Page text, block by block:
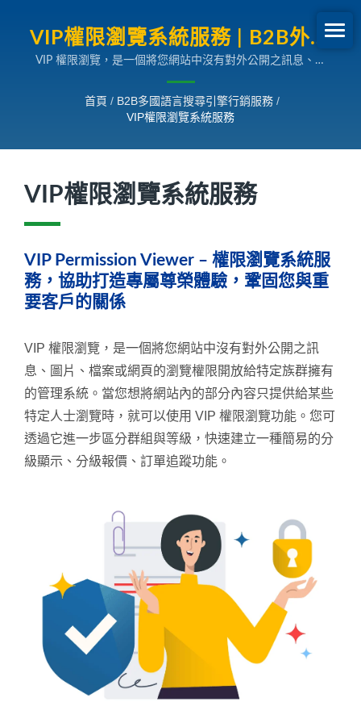
VIP權限瀏覽系統服務 | B2B外銷
網路行銷SEO專家
VIP 權限瀏覽，是一個將您網站中沒有對外公開之訊息、圖
當您想將網站內的部分內容只提供給某些特定人士瀏覽時，就
可以使用 VIP 權限瀏覽功能。您可透過它進一步區分群組與
等級，快速建立一種簡易的分級顯示、分級報價、訂單追蹤功
首頁 / B2B多國語言搜尋引擎行銷服務 /
VIP權限瀏覽系統服務
VIP權限瀏覽系統服務
VIP Permission Viewer – 權限瀏覽系統服
務，協助打造專屬尊榮體驗，鞏固您與重
要客戶的關係
VIP 權限瀏覽，是一個將您網站中沒有對外公開之訊
息、圖片、檔案或網頁的瀏覽權限開放給特定族群擁有
的管理系統。當您想將網站內的部分內容只提供給某些
特定人士瀏覽時，就可以使用 VIP 權限瀏覽功能。您可
透過它進一步區分群組與等級，快速建立一種簡易的分
級顯示、分級報價、訂單追蹤功能。